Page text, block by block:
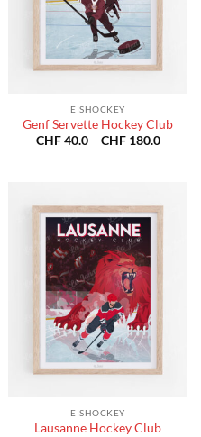
EISHOCKEY
Genf Servette Hockey Club
CHF40.0 – CHF180.0
EISHOCKEY
Lausanne Hockey Club